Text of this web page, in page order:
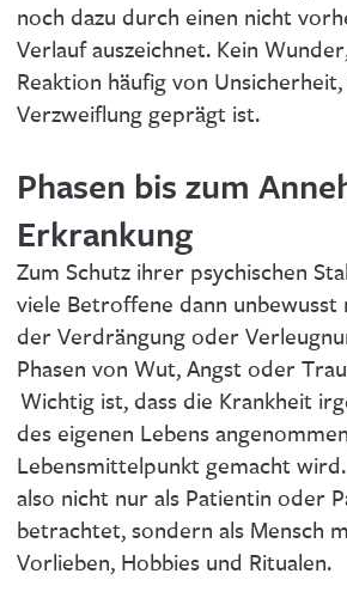
noch dazu durch einen nicht
Verlauf auszeichnet. Kein
Reaktion häufig von
Verzweiflung geprägt ist.
Phasen bis zum
Erkrankung
Zum Schutz ihrer psychischen
viele Betroffene dann unbewusst
der Verdrängung oder
Phasen von Wut, Angst oder
Wichtig ist, dass die Krankheit
des eigenen Lebens
Lebensmittelpunkt gemacht wird.
also nicht nur als Patientin oder
betrachtet, sondern als Mensch
Vorlieben, Hobbies und Ritualen.